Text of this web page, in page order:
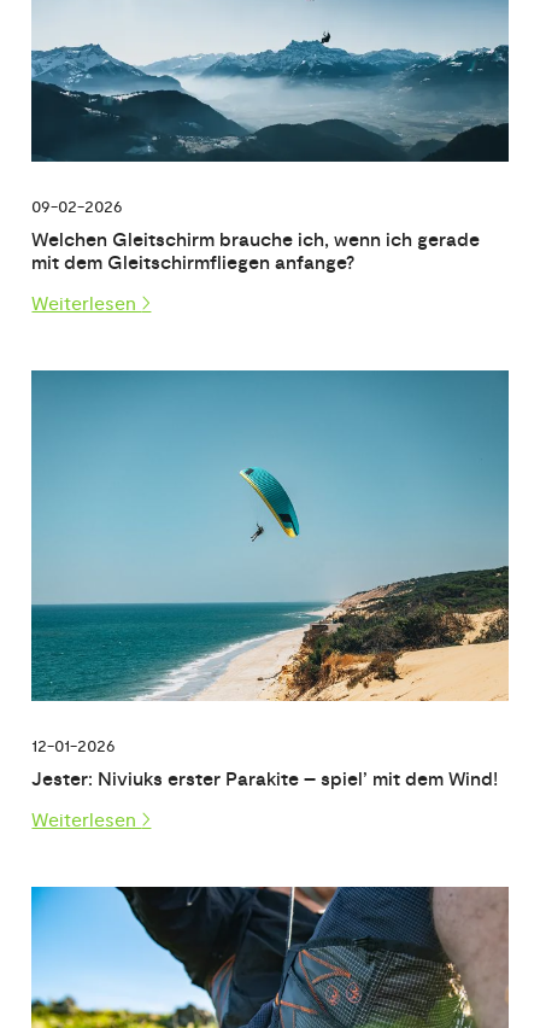
09-02-2026
Welchen Gleitschirm brauche ich, wenn ich gerade
mit dem Gleitschirmfliegen anfange?
Weiterlesen
12-01-2026
Jester: Niviuks erster Parakite – spiel’ mit dem Wind!
Weiterlesen